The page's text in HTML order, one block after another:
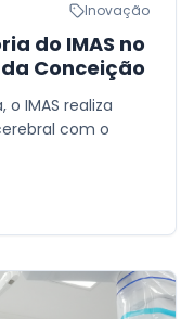
Inovação
do IMAS no
Conceição
IMAS realiza
com o